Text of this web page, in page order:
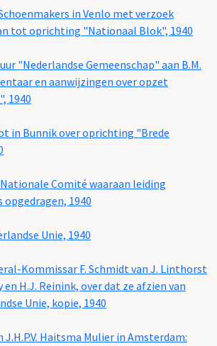
in Venlo met verzoek
tot oprichting "Nationaal Blok", 1940
"Nederlandse Gemeenschap" aan B.M.
en aanwijzingen over opzet
1940
in Bunnik over oprichting "Brede
Comité waaraan leiding
opgedragen, 1940
Unie, 1940
Kommissar F. Schmidt van J. Linthorst
en H.J. Reinink, over dat ze afzien van
Unie, kopie, 1940
J.H.P.V. Haitsma Mulier in Amsterdam: